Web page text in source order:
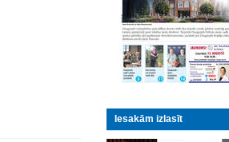
Iesakām izlasīt